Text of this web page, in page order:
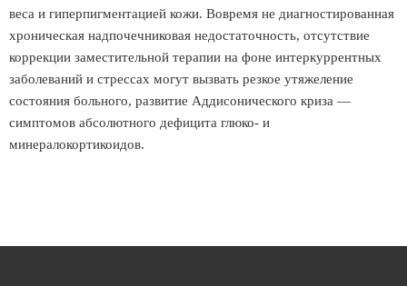
веса и гиперпигментацией кожи. Вовремя не диагностированная
хроническая надпочечниковая недостаточность, отсутствие
коррекции заместительной терапии на фоне интеркуррентных
заболеваний и стрессах могут вызвать резкое утяжеление
состояния больного, развитие Аддисонического криза —
симптомов абсолютного дефицита глюко- и
минералокортикоидов.